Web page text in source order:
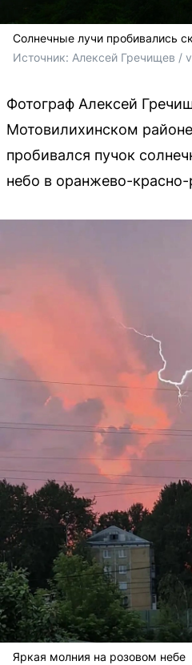
Солнечные лучи пробивались
Источник: Алексей Гречищев /
Фотограф Алексей
Мотовилихинском
пробивался пучок
небо в оранжево-
Яркая молния на розовом небе